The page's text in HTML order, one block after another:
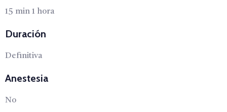
15 min 1 hora
Duración
Definitiva
Anestesia
No